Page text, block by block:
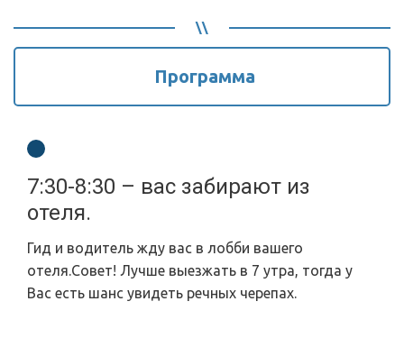
Программа
7:30-8:30 – вас забирают из
отеля.
Гид и водитель жду вас в лобби вашего
отеля.Совет! Лучше выезжать в 7 утра, тогда у
Вас есть шанс увидеть речных черепах.